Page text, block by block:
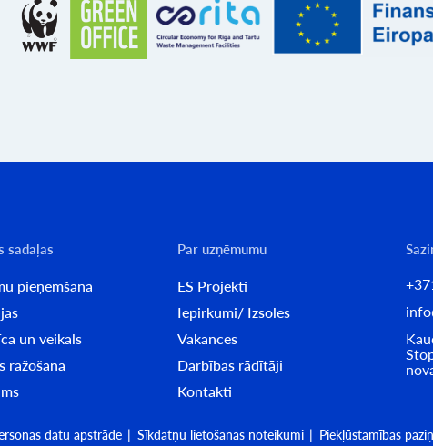
sadaļas
pieņemšana
un veikals
ražošana
Par uzņēmumu
ES Projekti
Iepirkumi/ Izsoles
Vakances
Darbības rādītāji
Kontakti
datu apstrāde Sīkdatņu lietošanas noteikumi Piekļūstamības